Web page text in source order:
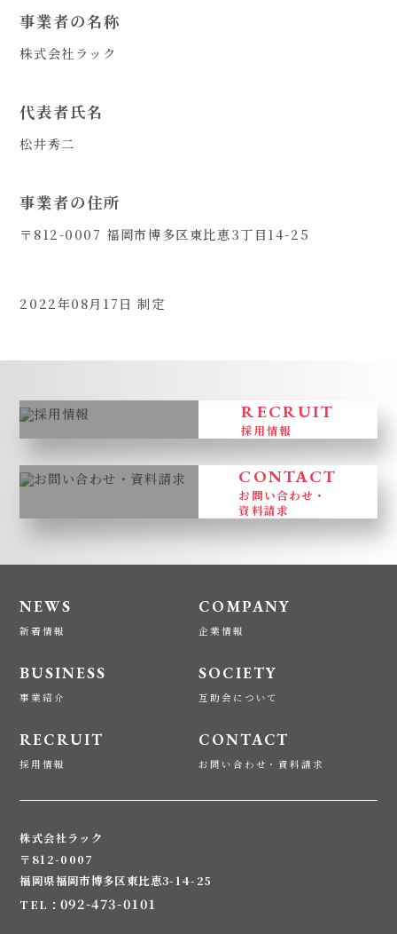
事業者の名称
株式会社ラック
代表者氏名
松井秀二
事業者の住所
〒812-0007 福岡市博多区東比恵3丁目14-25
2022年08月17日 制定
RECRUIT
採用情報
CONTACT
お問い合わせ・
資料請求
NEWS
新着情報
COMPANY
企業情報
BUSINESS
事業紹介
SOCIETY
互助会について
RECRUIT
採用情報
CONTACT
お問い合わせ・資料請求
株式会社ラック
〒812-0007
福岡県福岡市博多区東比恵3-14-25
TEL： 092-473-0101